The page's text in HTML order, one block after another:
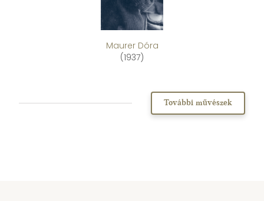
Maurer Dóra
(1937)
További művészek